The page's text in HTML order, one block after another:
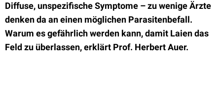
Diffuse, unspezifische Symptome – zu wenige Ärzte
denken da an einen möglichen Parasitenbefall.
Warum es gefährlich werden kann, damit Laien das
Feld zu überlassen, erklärt Prof. Herbert Auer.